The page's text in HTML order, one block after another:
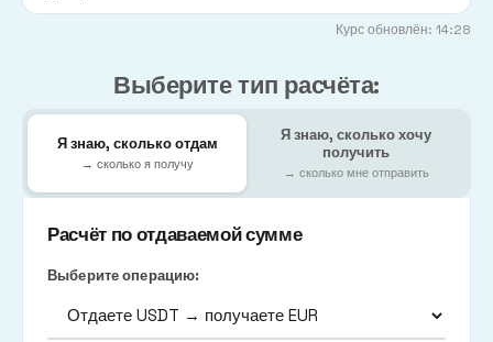
Курс обновлён: 14:28
Выберите тип расчёта:
Я знаю, сколько отдам
→ сколько я получу
Я знаю, сколько хочу
получить
→ сколько мне отправить
Расчёт по отдаваемой сумме
Выберите операцию: